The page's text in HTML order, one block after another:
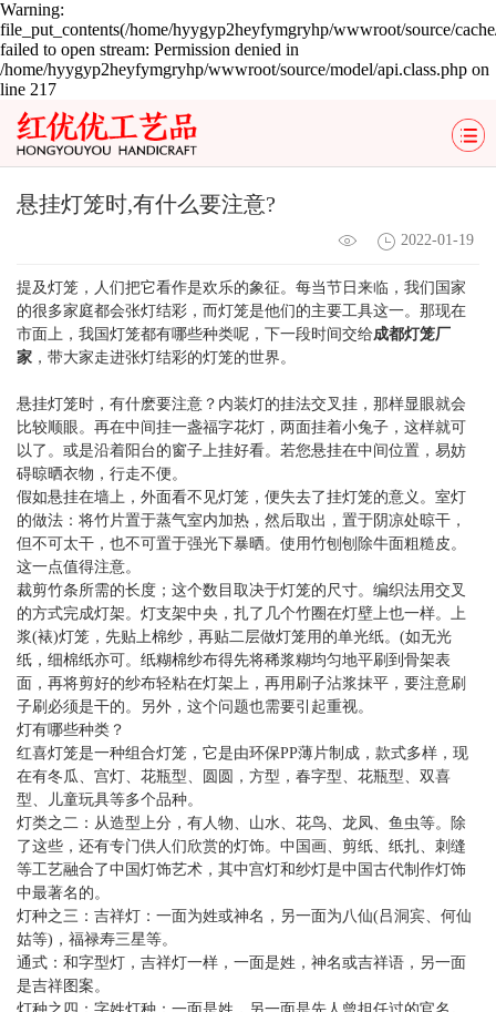
Warning:
file_put_contents(/home/hyygyp2heyfymgryhp/wwwroot/source/
failed to open stream: Permission denied in
/home/hyygyp2heyfymgryhp/wwwroot/source/model/api.class.php on
line 217
悬挂灯笼时,有什么要注意?
2022-01-19
提及灯笼，人们把它看作是欢乐的象征。每当节日来临，我们国家
的很多家庭都会张灯结彩，而灯笼是他们的主要工具这一。那现在
市面上，我国灯笼都有哪些种类呢，下一段时间交给成都灯笼厂
家 ，带大家走进张灯结彩的灯笼的世界。
悬挂灯笼时，有什麽要注意？内装灯的挂法交叉挂，那样显眼就会
比较顺眼。再在中间挂一盏福字花灯，两面挂着小兔子，这样就可
以了。或是沿着阳台的窗子上挂好看。若您悬挂在中间位置，易妨
碍晾晒衣物，行走不便。
假如悬挂在墙上，外面看不见灯笼，便失去了挂灯笼的意义。室灯
的做法：将竹片置于蒸气室内加热，然后取出，置于阴凉处晾干，
但不可太干，也不可置于强光下暴晒。使用竹刨刨除牛面粗糙皮。
这一点值得注意。
裁剪竹条所需的长度；这个数目取决于灯笼的尺寸。编织法用交叉
的方式完成灯架。灯支架中央，扎了几个竹圈在灯壁上也一样。上
浆(裱)灯笼，先贴上棉纱，再贴二层做灯笼用的单光纸。(如无光
纸，细棉纸亦可。纸糊棉纱布得先将稀浆糊均匀地平刷到骨架表
面，再将剪好的纱布轻粘在灯架上，再用刷子沾浆抹平，要注意刷
子刷必须是干的。另外，这个问题也需要引起重视。
灯有哪些种类？
红喜灯笼是一种组合灯笼，它是由环保PP薄片制成，款式多样，现
在有冬瓜、宫灯、花瓶型、圆圆，方型，春字型、花瓶型、双喜
型、儿童玩具等多个品种。
灯类之二：从造型上分，有人物、山水、花鸟、龙凤、鱼虫等。除
了这些，还有专门供人们欣赏的灯饰。中国画、剪纸、纸扎、刺缝
等工艺融合了中国灯饰艺术，其中宫灯和纱灯是中国古代制作灯饰
中最著名的。
灯种之三：吉祥灯：一面为姓或神名，另一面为八仙(吕洞宾、何仙
姑等)，福禄寿三星等。
通式：和字型灯，吉祥灯一样，一面是姓，神名或吉祥语，另一面
是吉祥图案。